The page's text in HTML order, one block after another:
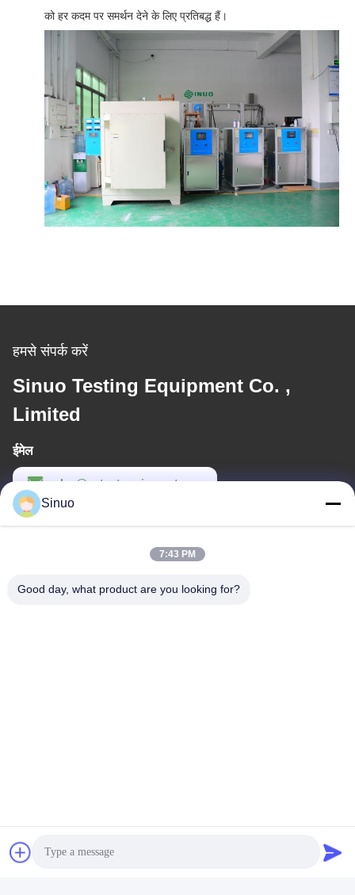
को हर कदम पर समर्थन देने के लिए प्रतिबद्ध हैं।
हमसे संपर्क करें
Sinuo Testing Equipment Co. ,
Limited
ईमेल
sales@evtestequipment.com
कार्य समय
चीन अच्छी गुणवत्ता इलेक्ट्रिक वाहन परीक्षण उपकरण आपूर्तिकर्ता. कॉपीराइट ©
Sinuo
7:43 PM
Good day, what product are you looking for?